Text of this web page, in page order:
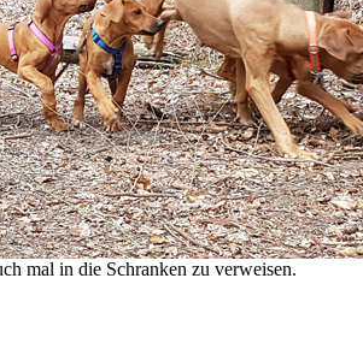
mal in die Schranken zu verweisen.